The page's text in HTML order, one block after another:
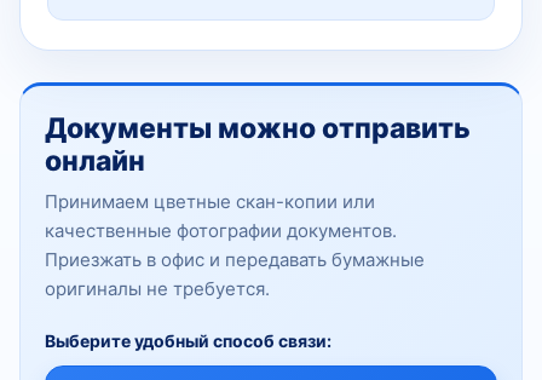
Документы можно отправить
онлайн
Принимаем цветные скан-копии или
качественные фотографии документов.
Приезжать в офис и передавать бумажные
оригиналы не требуется.
Выберите удобный способ связи: